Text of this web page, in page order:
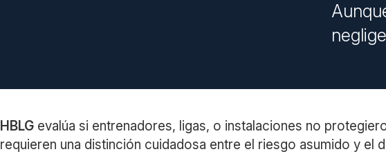
HBLG evalúa si entrenadores, ligas, o instalaciones no
requieren una distinción cuidadosa entre el riesgo asumido y el